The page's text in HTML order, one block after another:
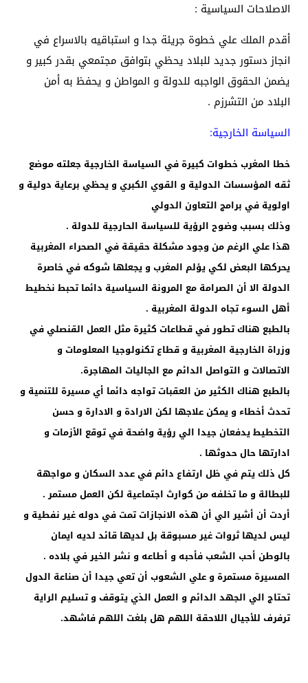
الاصلاحات السياسية :
أقدم الملك علي خطوة جريئة جدا و استباقيه بالاسراع في
انجاز دستور جديد للبلاد يحظي بتوافق مجتمعي بقدر كبير و
يضمن الحقوق الواجبه للدولة و المواطن و يحفظ به أمن
البلاد من التشرزم .
السياسة الخارجية:
خطا المغرب خطوات كبيرة في السياسة الخارجية جعلته موضع
ثقه المؤسسات الدولية و القوي الكبري و يحظي برعاية دولية و
اولوية في برامج التعاون الدولي
وذلك بسبب وضوح الرؤية للسياسة الحارجية للدولة .
هذا علي الرغم من وجود مشكلة حقيقة في الصحراء المغربية
يحركها البعض لكي يؤلم المغرب و يجعلها شوكه في خاصرة
الدولة الا أن الصرامة مع المرونة السياسية دائما تحبط نخطيط
أهل السوء تجاه الدولة المغربية .
بالطبع هناك تطور في قطاعات كثيرة مثل العمل القنصلي في
وزراة الخارجية المغربية و قطاع تكنولوجيا المعلومات و
الاتصالات و التواصل الدائم مع الجاليات المهاجرة.
بالطبع هناك الكثير من العقبات تواجه دائما أي مسيرة للتنمية و
تحدث أخطاء و يمكن علاجها لكن الارادة و الادارة و حسن
التخطيط يدفعان جيدا الي رؤية واضحة في توقع الأزمات و
ادارتها حال حدوثها .
كل ذلك يتم في ظل ارتفاع دائم في عدد السكان و مواجهة
للبطالة و ما تخلفه من كوارث اجتماعية لكن العمل مستمر .
أردت أن أشير الي أن هذه الانجازات تمت في دوله غير نفطية و
ليس لديها ثروات غير مسبوقة بل لديها قائد لديه ايمان
بالوطن أحب الشعب فأحبه و أطاعه و نشر الخير في بلاده .
المسيرة مستمرة و علي الشعوب أن تعي جيدا أن صناعة الدول
تحتاج الي الجهد الدائم و العمل الذي يتوقف و تسليم الراية
ترفرف للأجيال اللاحقة اللهم هل بلغت اللهم فاشهد.